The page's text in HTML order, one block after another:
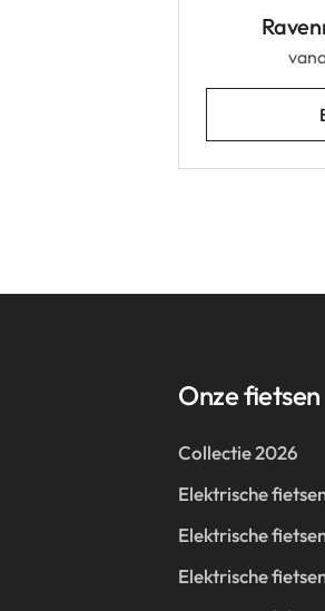
Onze fietsen
Collectie 2026
Elektrische
Elektrische
Elektrische